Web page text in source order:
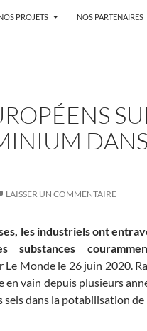
PROJETS NOS PARTENAIRES
DANS
LAISSER UN COMMENTAIRE
les industriels ont
Le Monde le 26 juin 2020.
vain depuis plusieurs
sels dans la potabilisation de